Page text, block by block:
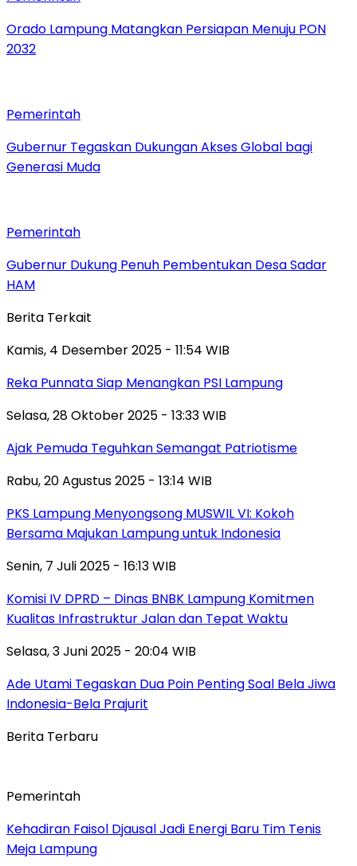
Orado Lampung Matangkan Persiapan Menuju PON
2032
Pemerintah
Gubernur Tegaskan Dukungan Akses Global bagi
Generasi Muda
Pemerintah
Gubernur Dukung Penuh Pembentukan Desa Sadar
HAM
Berita Terkait
Kamis, 4 Desember 2025 - 11:54 WIB
Reka Punnata Siap Menangkan PSI Lampung
Selasa, 28 Oktober 2025 - 13:33 WIB
Ajak Pemuda Teguhkan Semangat Patriotisme
Rabu, 20 Agustus 2025 - 13:14 WIB
PKS Lampung Menyongsong MUSWIL VI: Kokoh
Bersama Majukan Lampung untuk Indonesia
Senin, 7 Juli 2025 - 16:13 WIB
Komisi IV DPRD – Dinas BNBK Lampung Komitmen
Kualitas Infrastruktur Jalan dan Tepat Waktu
Selasa, 3 Juni 2025 - 20:04 WIB
Ade Utami Tegaskan Dua Poin Penting Soal Bela Jiwa
Indonesia-Bela Prajurit
Berita Terbaru
Pemerintah
Kehadiran Faisol Djausal Jadi Energi Baru Tim Tenis
Meja Lampung